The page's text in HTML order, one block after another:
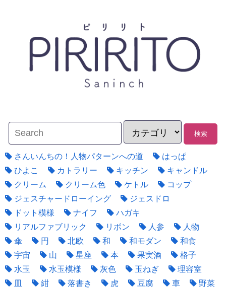
さんいんちの！人物パターンへの道
はっぱ
ひよこ
カトラリー キッチン
キャンドル
クリーム
クリーム色 ケトル
コップ
ジェスチャードローイング
ジェスドロ
ドット模様
ナイフ
ハガキ
リアルファブリック
リボン 人参
人物
傘
円 北欧 和 和モダン
和食
宇宙
山 星座 本 果実酒
格子
水玉
水玉模様 灰色 玉ねぎ
理容室
皿
紺 落書き 虎 豆腐 車
野菜